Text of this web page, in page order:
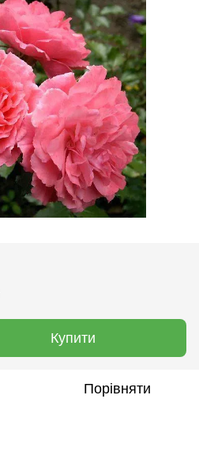
Купити
Порівняти